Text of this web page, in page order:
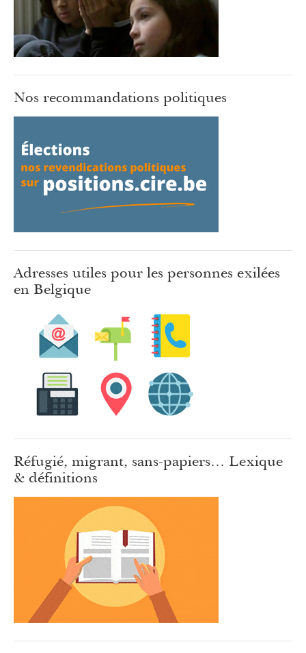
Nos recommandations politiques
Adresses utiles pour les personnes exilées
en Belgique
Réfugié, migrant, sans-papiers… Lexique
& définitions